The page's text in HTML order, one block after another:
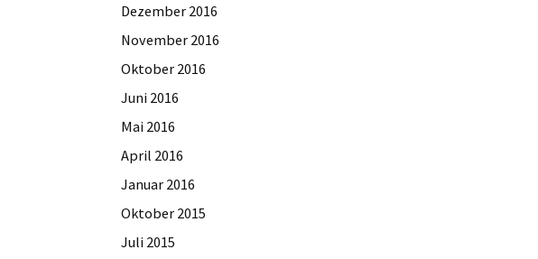
Dezember 2016
November 2016
Oktober 2016
Juni 2016
Mai 2016
April 2016
Januar 2016
Oktober 2015
Juli 2015